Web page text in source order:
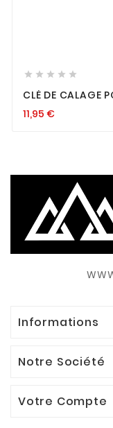
    
CLÉ DE CALAGE
11,95 €
Informations
Notre Société
Votre Compte